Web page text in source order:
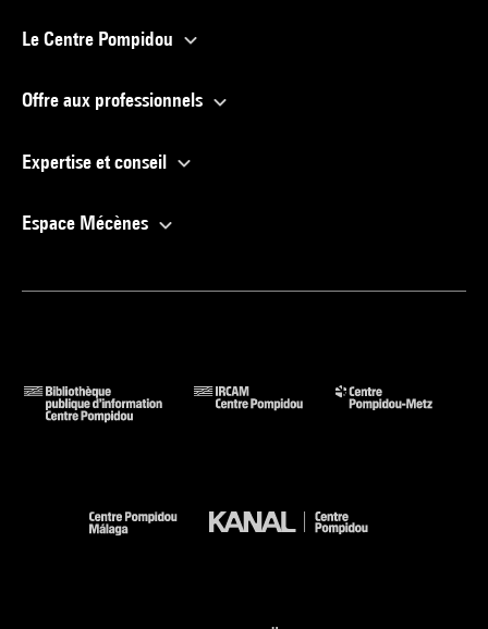
Le Centre Pompidou
Offre aux professionnels
Expertise et conseil
Espace Mécènes